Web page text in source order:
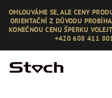
obsah
OMLOUVÁME SE, ALE CENY
ORIENTAČNÍ Z DŮVODU
KONEČNOU CENU ŠPERKU
+420 608 411